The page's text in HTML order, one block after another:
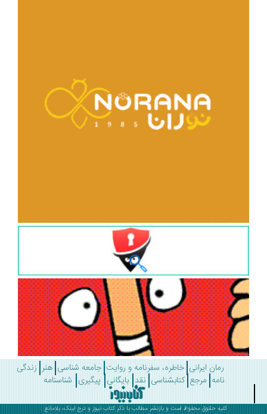
رمان ایرانی خاطره، سفرنامه و روایت جامعه شناسی هنر زندگی
مرجع کتابشناسی نقد بایگانی پیگیری شناسنامه
کلیه حقوق محفوظ است و بازنشر مطالب با ذکرکتاب نیوزو درج لینک، بلامانع .